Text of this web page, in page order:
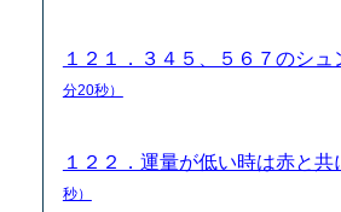
１２１．３４５、５６７のシ
分20秒）
１２２．運量が低い時は赤と
秒）